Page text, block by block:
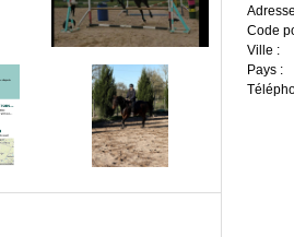
Code
Ville :
Pays :